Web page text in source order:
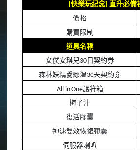
[快樂玩紀念]直升必備
價格
購買限制
道具名稱
女僕安琪兒30 日契約券
森林妖精愛娜溫30天契約券
All in One護符箱
梅子汁
復活膠囊
神速雙效恢復膠囊
伺服器喇叭